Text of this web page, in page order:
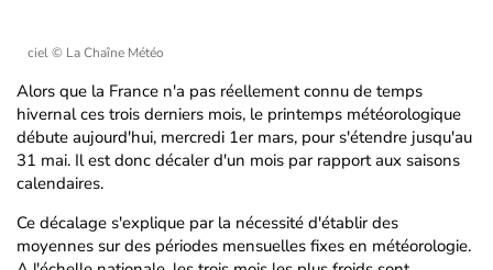
ciel© La Chaîne Météo
Alors que la France n'a pas réellement connu de temps
hivernal ces trois derniers mois, le printemps météorologique
débute aujourd'hui, mercredi 1er mars, pour s'étendre jusqu'au
31 mai. Il est donc décaler d'un mois par rapport aux saisons
calendaires.
Ce décalage s'explique par la nécessité d'établir des
moyennes sur des périodes mensuelles fixes en météorologie.